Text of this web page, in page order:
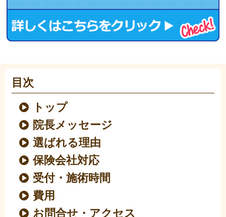
目次
トップ
院長メッセージ
選ばれる理由
保険会社対応
受付・施術時間
費用
お問合せ・アクセス